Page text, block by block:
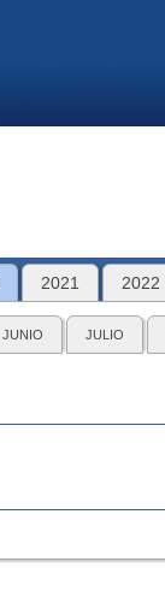
2021 2022
JUNIO JULIO